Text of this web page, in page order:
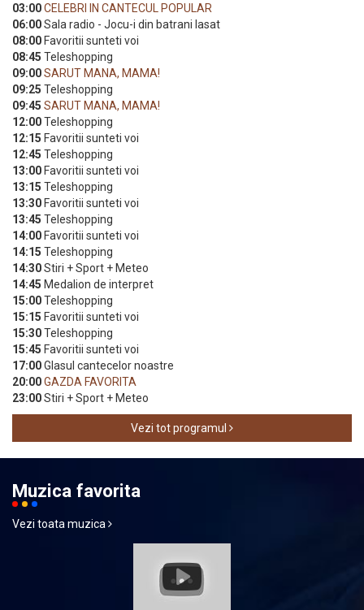
03:00CELEBRI IN CANTECUL POPULAR
06:00Sala radio - Jocu-i din batrani lasat
08:00 Favoritii sunteti voi
08:45 Teleshopping
09:00SARUT MANA, MAMA!
09:25 Teleshopping
09:45 SARUT MANA, MAMA!
12:00Teleshopping
12:15 Favoritii sunteti voi
12:45 Teleshopping
13:00 Favoritii sunteti voi
13:15 Teleshopping
13:30 Favoritii sunteti voi
13:45 Teleshopping
14:00 Favoritii sunteti voi
14:15 Teleshopping
14:30Stiri + Sport + Meteo
14:45 Medalion de interpret
15:00Teleshopping
15:15 Favoritii sunteti voi
15:30Teleshopping
15:45 Favoritii sunteti voi
17:00Glasul cantecelor noastre
20:00GAZDA FAVORITA
23:00Stiri + Sport + Meteo
Vezi tot programul
Muzica favorita
Vezi toata muzica